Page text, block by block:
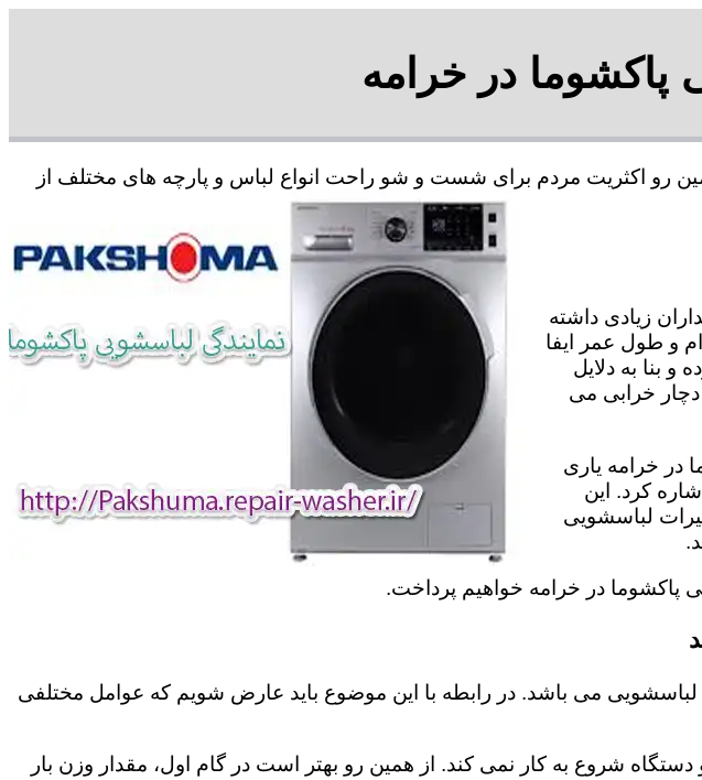
پاکشوما در خرامه
رو اکثریت مردم برای شست و شو راحت انواع لباس و پارچه های مختلف از
زیادی داشته
و طول عمر ایفا
بنا به دلایل
خرابی می
در خرامه یاری
کرد. این
لباسشویی
پاکشوما در خرامه خواهیم پرداخت.
می باشد. در رابطه با این موضوع باید عارض شویم که عوامل مختلفی
شروع به کار نمی کند. از همین رو بهتر است در گام اول، مقدار وزن بار